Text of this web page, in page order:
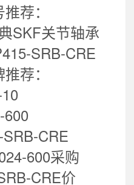
荐：
SKF关节轴承
SRB-CRE
荐：
600
CRE
600采购
CRE价